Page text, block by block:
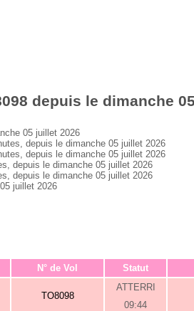
depuis le dimanche
05 juillet 2026
depuis le dimanche 05 juillet 2026
depuis le dimanche 05 juillet 2026
depuis le dimanche 05 juillet 2026
depuis le dimanche 05 juillet 2026
juillet 2026
N° de Vol Statut
TO8098
ATTERRI
09:44